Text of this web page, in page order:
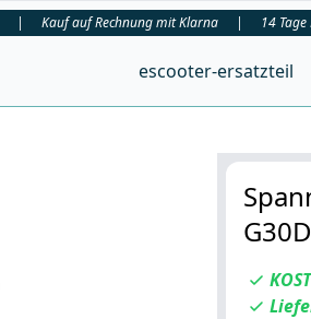
| Kauf auf Rechnung mit Klarna | 14
escooter-ersatzteil